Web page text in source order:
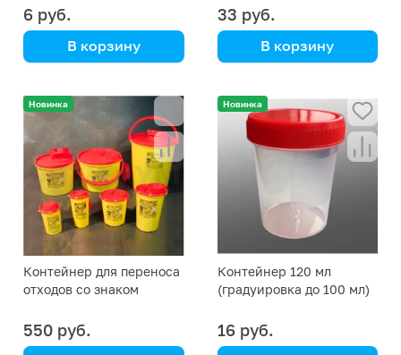
6 руб.
В корзину
полипропилен
крышкой и шпателем,
инд. упаковка
33 руб.
В корзину
стерильный, FL medical
Новинка
Контейнер для переноса
отходов со знаком
опасности, 7 литров
550 руб.
Новинка
Контейнер 120 мл
(градуировка до 100 мл)
стерильный
16 руб.